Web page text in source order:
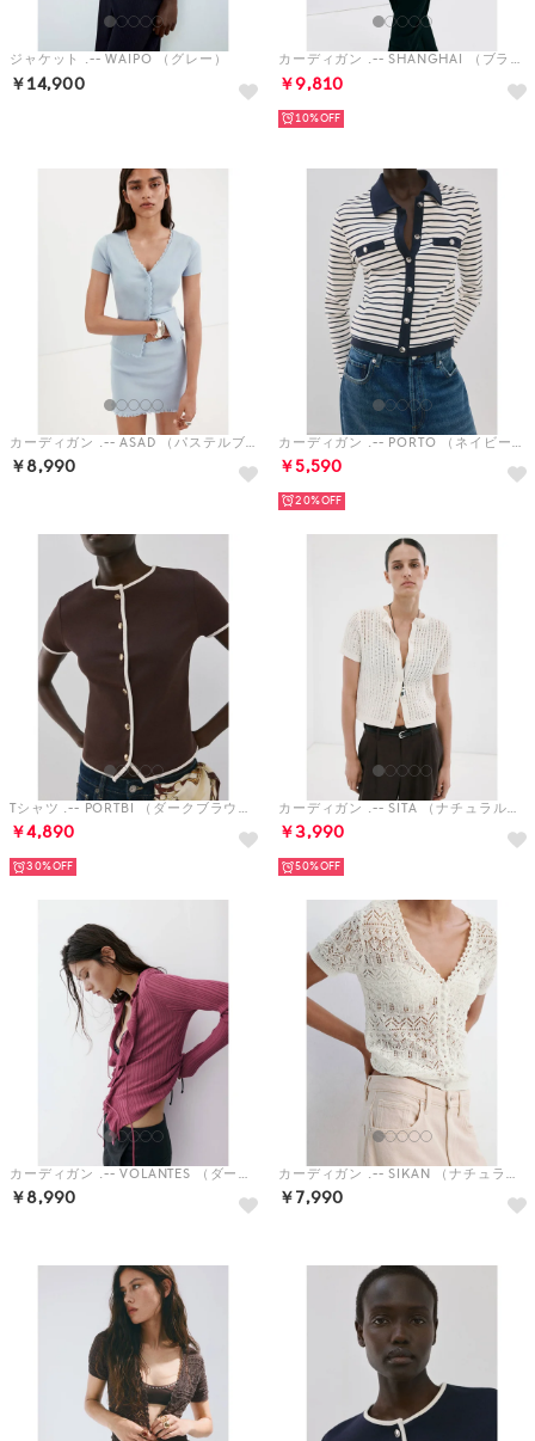
ジャケット .-- WAIPO （グレー）
￥14,900
カーディガン .-- SHANGHAI （ブラック）
￥9,810
10%
カーディガン .-- ASAD （パステルブルー）
￥8,990
カーディガン .-- PORTO （ネイビーブルー）
￥5,590
20%
Tシャツ .-- PORTBI （ダークブラウン）
￥4,890
30%
カーディガン .-- SITA （ナチュラルホワイト）
￥3,990
50%
カーディガン .-- VOLANTES （ダークレッド）
￥8,990
カーディガン .-- SIKAN （ナチュラルホワイト）
￥7,990